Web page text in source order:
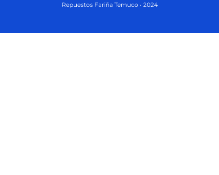
Repuestos Fariña Temuco • 2024